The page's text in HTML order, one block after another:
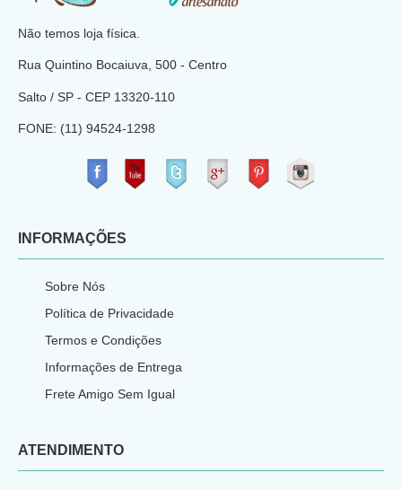
Não temos loja física.
Rua Quintino Bocaiuva, 500 - Centro
Salto / SP - CEP 13320-110
FONE: (11) 94524-1298
INFORMAÇÕES
Sobre Nós
Política de Privacidade
Termos e Condições
Informações de Entrega
Frete Amigo Sem Igual
ATENDIMENTO